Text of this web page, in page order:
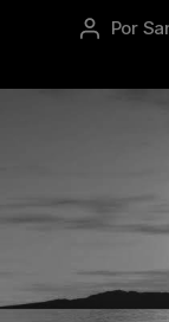
Autor
Por